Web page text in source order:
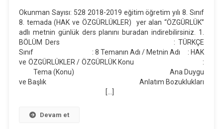
Sınıf
Metni
Günlük
Ders
Planı
Okunman Sayısı: 528 2018-2019 eğitim öğretim yılı 8. Sınıf
8. temada (HAK ve ÖZGÜRLÜKLER) yer alan “ÖZGÜRLÜK”
adlı metnin günlük ders planını buradan indirebilirsiniz. 1.
BÖLÜM Ders : TÜRKÇE
Sınıf : 8 Temanın Adı / Metnin Adı : HAK
ve ÖZGÜRLÜKLER / ÖZGÜRLÜK Konu :
Tema (Konu) Ana Duygu
ve Başlık Anlatım Bozuklukları
[…]
Devam et